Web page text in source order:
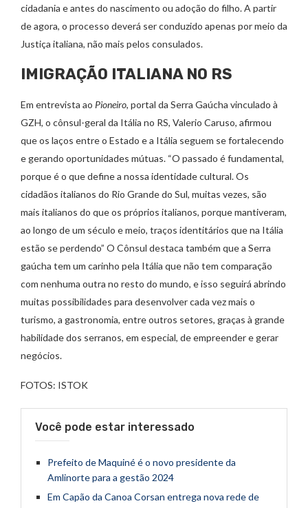
cidadania e antes do nascimento ou adoção do filho. A partir
de agora, o processo deverá ser conduzido apenas por meio da
Justiça italiana, não mais pelos consulados.
IMIGRAÇÃO ITALIANA NO RS
Em entrevista ao Pioneiro, portal da Serra Gaúcha vinculado à
GZH, o cônsul-geral da Itália no RS, Valerio Caruso, afirmou
que os laços entre o Estado e a Itália seguem se fortalecendo
e gerando oportunidades mútuas. “O passado é fundamental,
porque é o que define a nossa identidade cultural. Os
cidadãos italianos do Rio Grande do Sul, muitas vezes, são
mais italianos do que os próprios italianos, porque mantiveram,
ao longo de um século e meio, traços identitários que na Itália
estão se perdendo” O Cônsul destaca também que a Serra
gaúcha tem um carinho pela Itália que não tem comparação
com nenhuma outra no resto do mundo, e isso seguirá abrindo
muitas possibilidades para desenvolver cada vez mais o
turismo, a gastronomia, entre outros setores, graças à grande
habilidade dos serranos, em especial, de empreender e gerar
negócios.
FOTOS: ISTOK
Você pode estar interessado
Prefeito de Maquiné é o novo presidente da
Amlinorte para a gestão 2024
Em Capão da Canoa Corsan entrega nova rede de